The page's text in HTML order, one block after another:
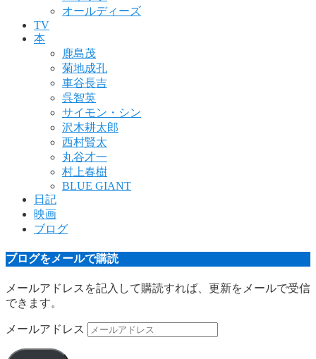
オールディーズ
TV
本
鹿島茂
菊地成孔
車谷長吉
呉智英
サイモン・シン
沢木耕太郎
西村賢太
丸谷才一
村上春樹
BLUE GIANT
日記
映画
ブログ
ブログをメールで購読
メールアドレスを記入して購読すれば、更新をメールで受信
できます。
メールアドレス